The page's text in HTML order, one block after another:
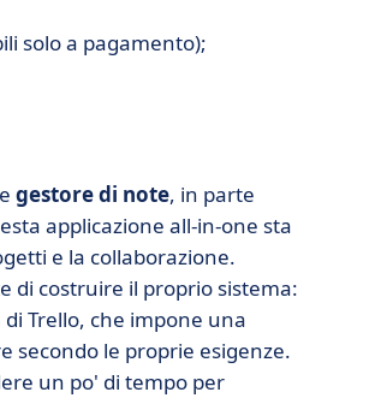
solo a pagamento);
gestore di note, in parte
applicazione all-in-one sta
e la collaborazione.
di costruire il proprio sistema:
Trello, che impone una
secondo le proprie esigenze.
un po' di tempo per